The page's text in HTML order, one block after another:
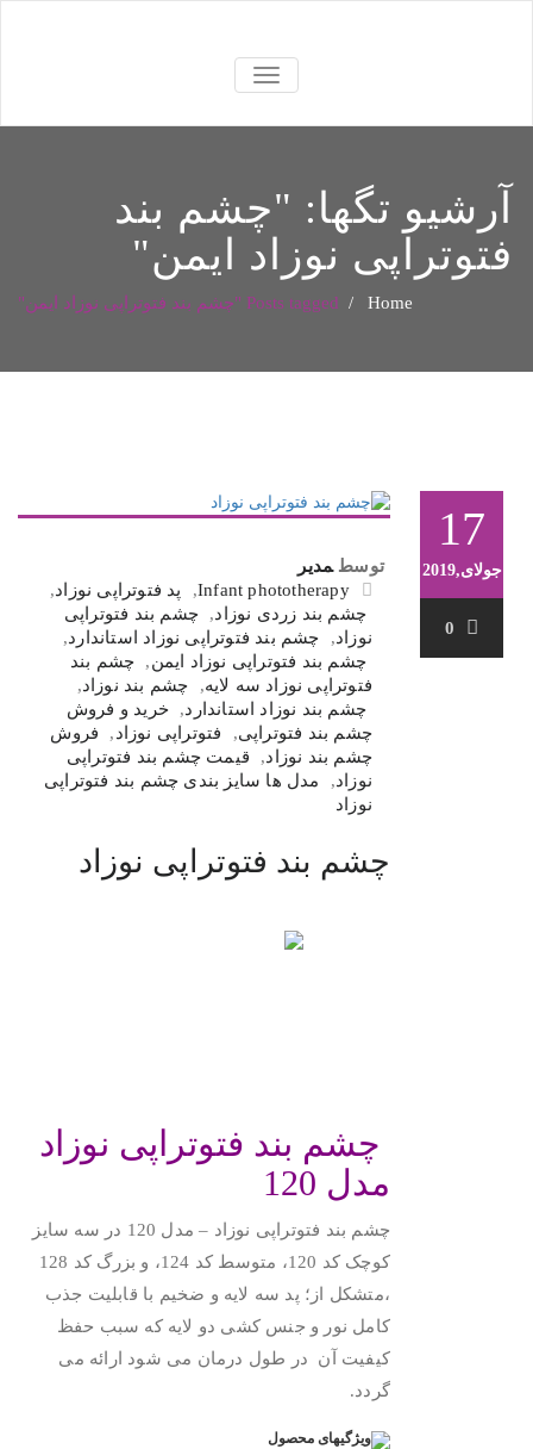
TOGGLE
NAVIGATION
آرشیو تگها: "چشم بند
فتوتراپی نوزاد ایمن"
Home
/ Posts tagged "چشم بند فتوتراپی نوزاد ایمن"
17
جولای,2019
0
توسط مدیر
Infant phototherapy
, پد فتوتراپی نوزاد,
چشم بند زردی نوزاد,
چشم بند فتوتراپی
نوزاد, چشم بند فتوتراپی نوزاد استاندارد,
چشم بند فتوتراپی نوزاد ایمن,
چشم بند
فتوتراپی نوزاد سه لایه, چشم بند نوزاد,
چشم بند نوزاد استاندارد,
خرید و فروش
چشم بند فتوتراپی, فتوتراپی نوزاد,
فروش
چشم بند نوزاد,
قیمت چشم بند فتوتراپی
نوزاد,
مدل ها سایز بندی چشم بند فتوتراپی
نوزاد
چشم بند فتوتراپی نوزاد
چشم بند فتوتراپی نوزاد
مدل 120
چشم بند فتوتراپی نوزاد – مدل 120 در سه سایز
کوچک کد 120، متوسط کد 124، و بزرگ کد 128
،متشکل از؛ پد سه لایه و ضخیم با قابلیت جذب
کامل نور و جنس کشی دو لایه که سبب حفظ
کیفیت آن در طول درمان می شود ارائه می
گردد.